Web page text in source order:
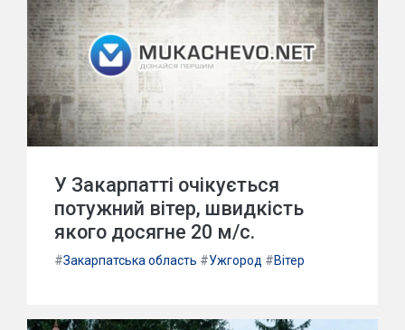
У Закарпатті очікується
потужний вітер, швидкість
якого досягне 20 м/с.
#Закарпатська область #Ужгород #Вітер